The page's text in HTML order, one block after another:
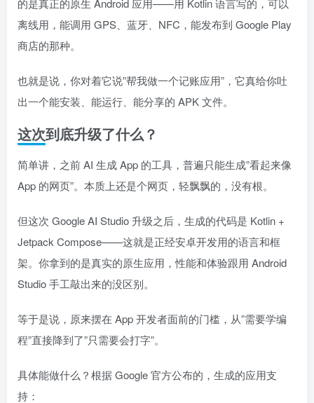
的是真正的原生 Android 应用——用 Kotlin 语言写的，可以
离线用，能调用 GPS、蓝牙、NFC，能发布到 Google Play
商店的那种。
也就是说，你对着它说”帮我做一个记账应用”，它真给你吐
出一个能安装、能运行、能分享的 APK 文件。
这次到底升级了什么？
简单讲，之前 AI 生成 App 的工具，普遍只能生成”看起来像
App 的网页”。本质上还是个网页，轻飘飘的，没有根。
但这次 Google AI Studio 升级之后，生成的代码是 Kotlin +
Jetpack Compose——这就是正经安卓开发用的语言和框
架。你拿到的是真实的原生应用，性能和体验跟用 Android
Studio 手工敲出来的没区别。
等于是说，原来摆在 App 开发者面前的门槛，从”需要学编
程”直接降到了”只需要会打字”。
具体能做什么？根据 Google 官方公布的，生成的应用支
持：